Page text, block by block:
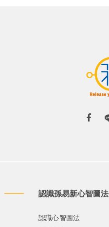
認識孫易新心智圖法
認識心智圖法